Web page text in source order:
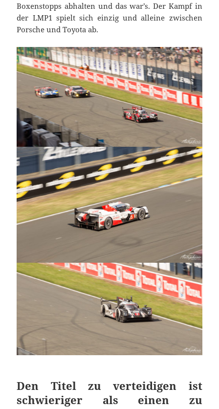
Boxenstopps abhalten und das war’s. Der Kampf in
der LMP1 spielt sich einzig und alleine zwischen
Porsche und Toyota ab.
Den Titel zu verteidigen ist
schwieriger als einen zu